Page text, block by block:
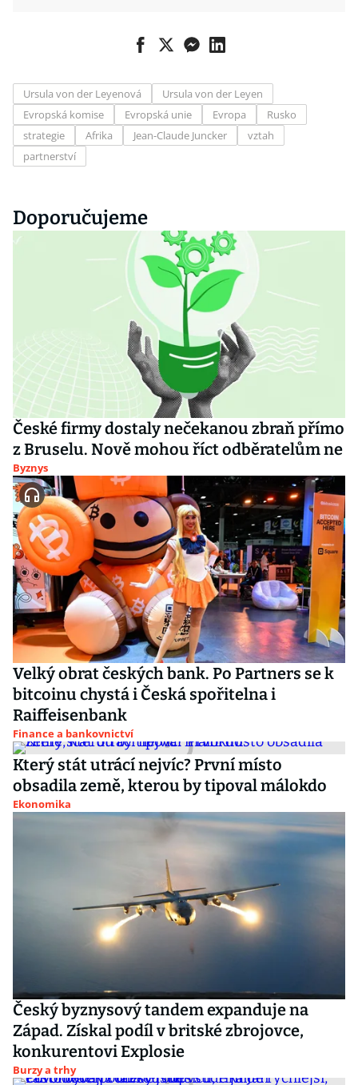
Ursula von der Leyenová
Ursula von der Leyen
Evropská komise
Evropská unie Evropa
Rusko
strategie
Afrika Jean-Claude Juncker
vztah
partnerství
Doporučujeme
České firmy dostaly nečekanou zbraň přímo
z Bruselu. Nově mohou říct odběratelům ne
Byznys
Velký obrat českých bank. Po Partners se k
bitcoinu chystá i Česká spořitelna i
Raiffeisenbank
Finance a bankovnictví
Který stát utrácí nejvíc? První místo
obsadila země, kterou by tipoval málokdo
Ekonomika
Český byznysový tandem expanduje na
Západ. Získal podíl v britské zbrojovce,
konkurentovi Explosie
Burzy a trhy